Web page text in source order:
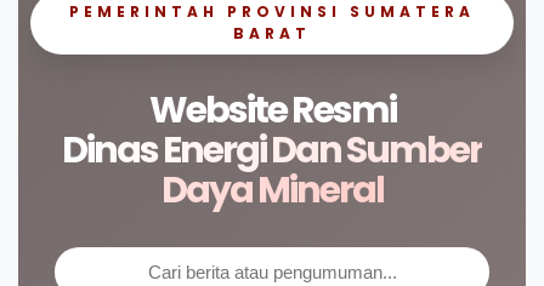
PEMERINTAH PROVINSI SUMATERA
BARAT
Website Resmi
Dinas Energi Dan Sumber
Daya Mineral